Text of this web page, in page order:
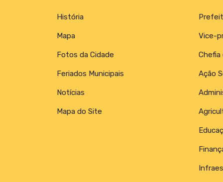
História
Mapa
Fotos da Cidade
Feriados Municipais
Notícias
Mapa do Site
Vice-
Chefia
Ação